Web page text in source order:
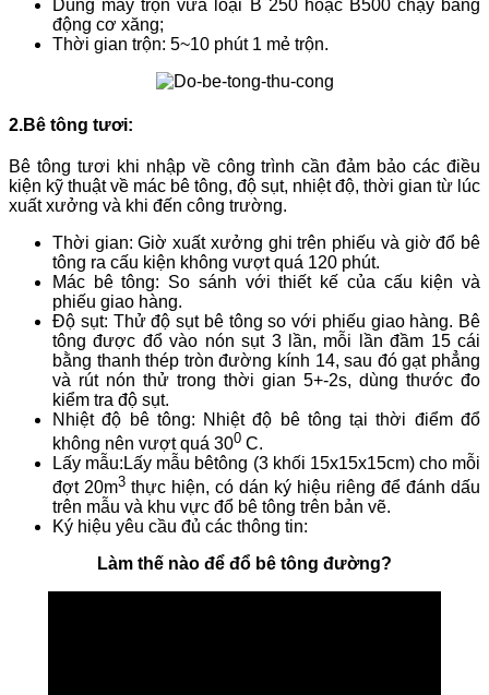
Dùng máy trộn vữa loại B 250 hoặc B500 chạy bằng
động cơ xăng;
Thời gian trộn: 5~10 phút 1 mẻ trộn.
2.Bê tông tươi:
Bê tông tươi khi nhập về công trình cần đảm bảo các điều
kiện kỹ thuật về mác bê tông, độ sụt, nhiệt độ, thời gian từ lúc
xuất xưởng và khi đến công trường.
Thời gian: Giờ xuất xưởng ghi trên phiếu và giờ đổ bê
tông ra cấu kiện không vượt quá 120 phút.
Mác bê tông: So sánh với thiết kế của cấu kiện và
phiếu giao hàng.
Độ sụt: Thử độ sụt bê tông so với phiếu giao hàng. Bê
tông được đổ vào nón sụt 3 lần, mỗi lần đầm 15 cái
bằng thanh thép tròn đường kính 14, sau đó gạt phẳng
và rút nón thử trong thời gian 5+-2s, dùng thước đo
kiểm tra độ sụt.
Nhiệt độ bê tông: Nhiệt độ bê tông tại thời điểm đổ
không nên vượt quá 300 C.
Lấy mẫu:Lấy mẫu bêtông (3 khối 15x15x15cm) cho mỗi
đợt 20m3 thực hiện, có dán ký hiệu riêng để đánh dấu
trên mẫu và khu vực đổ bê tông trên bản vẽ.
Ký hiệu yêu cầu đủ các thông tin:
Làm thế nào để đổ bê tông đường?